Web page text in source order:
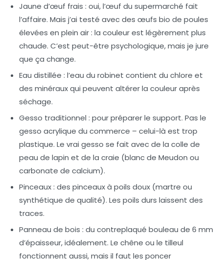
Jaune d’œuf frais : oui, l’œuf du supermarché fait
l’affaire. Mais j’ai testé avec des œufs bio de poules
élevées en plein air : la couleur est légèrement plus
chaude. C’est peut-être psychologique, mais je jure
que ça change.
Eau distillée : l’eau du robinet contient du chlore et
des minéraux qui peuvent altérer la couleur après
séchage.
Gesso traditionnel : pour préparer le support. Pas le
gesso acrylique du commerce – celui-là est trop
plastique. Le vrai gesso se fait avec de la colle de
peau de lapin et de la craie (blanc de Meudon ou
carbonate de calcium).
Pinceaux: des pinceaux à poils doux (martre ou
synthétique de qualité). Les poils durs laissent des
traces.
Panneau de bois : du contreplaqué bouleau de 6 mm
d’épaisseur, idéalement. Le chêne ou le tilleul
fonctionnent aussi, mais il faut les poncer